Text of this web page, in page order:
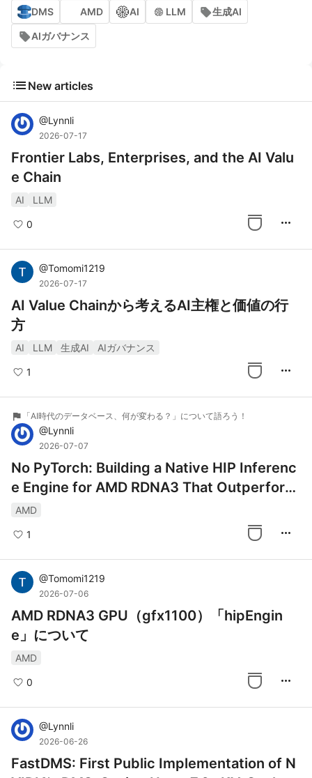
DMS AMD AI LLM 生成AI
AIガバナンス
list New articles
@Lynnli
2026-07-17
Frontier Labs, Enterprises, and the AI Valu
e Chain
AI LLM
0 more_horiz
@Tomomi1219
2026-07-17
AI Value Chainから考えるAI主権と価値の行
方
AI LLM 生成AI AIガバナンス
1 more_horiz
flag 「AI時代のデータベース、何が変わる？」について語ろう！
@Lynnli
2026-07-07
No PyTorch: Building a Native HIP Inferenc
e Engine for AMD RDNA3 That Outperform
s llama.cpp
AMD
1 more_horiz
@Tomomi1219
2026-07-06
AMD RDNA3 GPU（gfx1100）「hipEngin
e」について
AMD
0 more_horiz
@Lynnli
2026-06-26
FastDMS: First Public Implementation of N